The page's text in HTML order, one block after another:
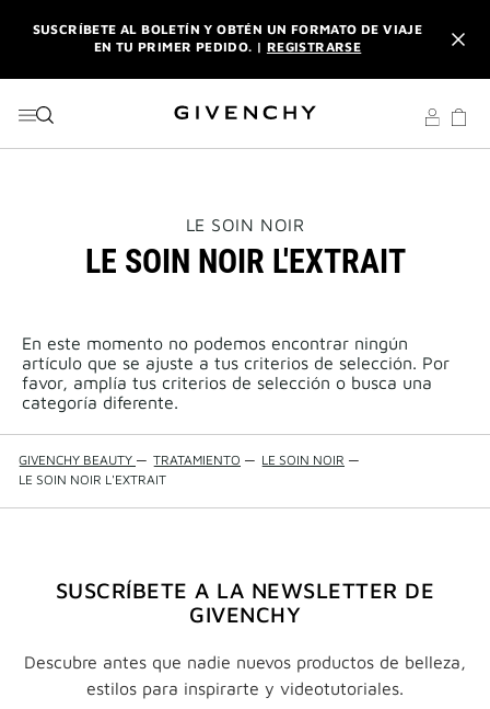
SUSCRÍBETE AL BOLETÍN Y OBTÉN UN FORMATO DE VIAJE
EN TU PRIMER PEDIDO. | REGISTRARSE
DISFRUTA DE ENVÍO URGENTE GRATUITO A PARTIR DE 180
SUSCRÍBETE AL BOLETÍN Y OBTÉN UN FORMATO DE VIAJE
DISFRUTA DE ENVÍO URGENTE GRATUITO A PARTIR DE 180
€ DE COMPRA. DESCUBRE
THIS
WILL
OPEN
LE SOIN NOIR
LE SOIN NOIR L'EXTRAIT
En este momento no podemos encontrar ningún
artículo que se ajuste a tus criterios de selección. Por
favor, amplía tus criterios de selección o busca una
categoría diferente.
GIVENCHY BEAUTY — TRATAMIENTO — LE SOIN NOIR —
LE SOIN NOIR L'EXTRAIT
SUSCRÍBETE A LA NEWSLETTER DE
GIVENCHY
Descubre antes que nadie nuevos productos de belleza,
estilos para inspirarte y videotutoriales.